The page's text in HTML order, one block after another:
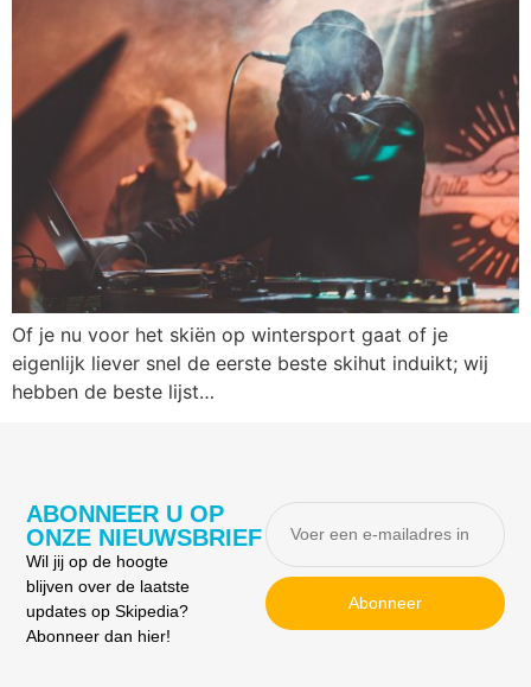
Of je nu voor het skiën op wintersport gaat of je
eigenlijk liever snel de eerste beste skihut induikt; wij
hebben de beste lijst…
ABONNEER U OP
ONZE NIEUWSBRIEF
Wil jij op de hoogte
blijven over de laatste
updates op Skipedia?
Abonneer dan hier!
Abonneer